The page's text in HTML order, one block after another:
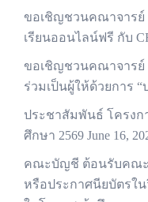
ขอเชิญชวนคณาจาร
เรียนออนไลน์ฟรี กับ
ขอเชิญชวนคณาจารย์
ร่วมเป็นผู้ให้ด้วยการ
ประชาสัมพันธ์ โครงก
ศึกษา 2569 June 16,
คณะบัญชี ต้อนรับคณ
หรือประกาศนียบัตร